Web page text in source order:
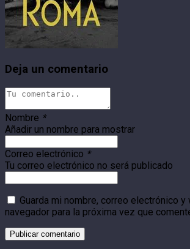
Deja un comentario
Nombre *
Añadir un nombre para mostrar
Correo electrónico *
Tu correo electrónico no será publicado
Guarda mi nombre, correo electrónico
navegador para la próxima vez que